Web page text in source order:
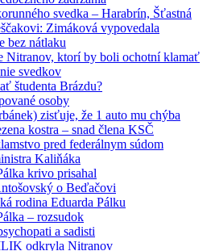
svedka – Harabrín, Šťastná
Zimáková vypovedala
bez nátlaku
Nitranov, ktorí by boli ochotní klamať
svedkov
študenta Brázdu?
osoby
zisťuje, že 1 auto mu chýba
kostra – snad člena KSČ
pred federálnym súdom
Kaliňáka
krivo prisahal
o Beďačovi
rodina Eduarda Pálku
– rozsudok
a sadisti
odkryla Nitranov